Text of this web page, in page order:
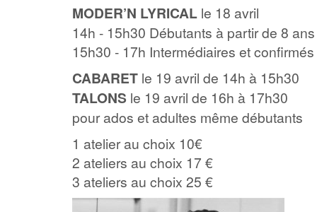
MODER’N LYRICAL le 18 avril
14h - 15h30 Débutants à partir de 8 ans
15h30 - 17h Intermédiaires et confirmés
CABARET le 19 avril de 14h à 15h30
TALONS le 19 avril de 16h à 17h30
pour ados et adultes même débutants
1 atelier au choix 10€
2 ateliers au choix 17 €
3 ateliers au choix 25 €